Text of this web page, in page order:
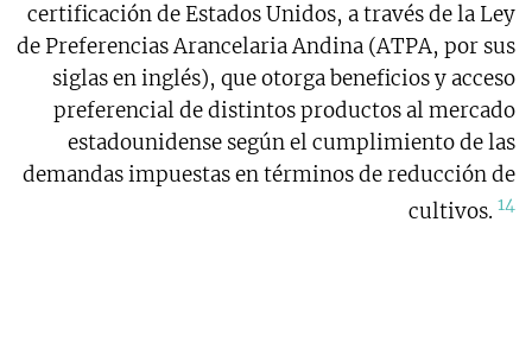
certificación de Estados Unidos, a través de la Ley
de Preferencias Arancelaria Andina (ATPA, por sus
siglas en inglés), que otorga beneficios y acceso
preferencial de distintos productos al mercado
estadounidense según el cumplimiento de las
demandas impuestas en términos de reducción de
cultivos. 14